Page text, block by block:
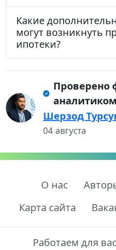
Какие
могут возникнуть
ипотеки?
Проверено
аналитиком
Шерзод
04 августа
О нас
Карта сайта
Работаем для